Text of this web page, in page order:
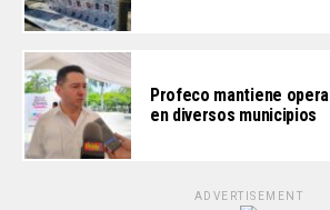
Profeco mantiene
en diversos municipios
ADVERTISEMENT